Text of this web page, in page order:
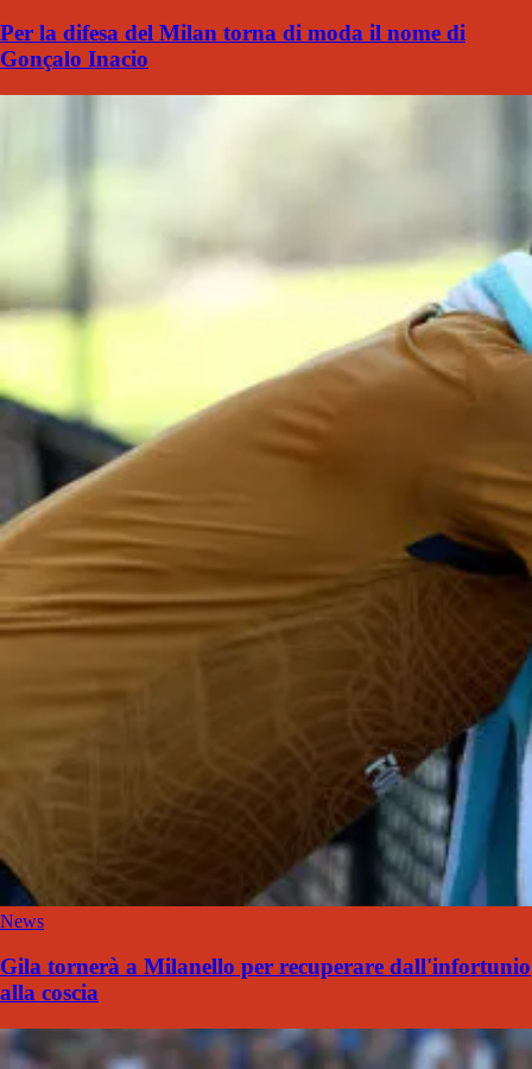
Per la difesa del Milan torna di moda il nome di
Gonçalo Inacio
News
Gila tornerà a Milanello per recuperare dall'infortunio
alla coscia